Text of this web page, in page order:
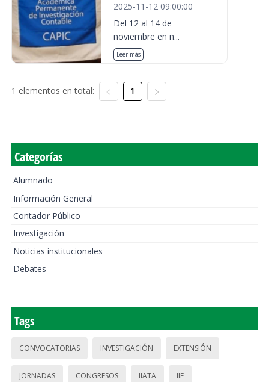
2025-11-12 09:00:00
Del 12 al 14 de
noviembre en n...
Leer más
1 elementos en total: 1
Categorías
Alumnado
Información General
Contador Público
Investigación
Noticias institucionales
Debates
Tags
CONVOCATORIAS INVESTIGACIÓN EXTENSIÓN
JORNADAS CONGRESOS IIATA IIE